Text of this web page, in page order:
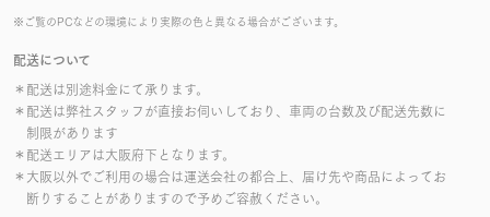
※ご覧のPCなどの環境により実際の色と異なる場合がございます。
配送について
＊配送は別途料金にて承ります。
＊配送は弊社スタッフが直接お伺いしており、車両の台数及び配送先数に
制限があります
＊配送エリアは大阪府下となります。
＊大阪以外でご利用の場合は運送会社の都合上、届け先や商品によってお
断りすることがありますので予めご容赦ください。